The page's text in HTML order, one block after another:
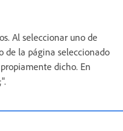
Al seleccionar uno de
de la página seleccionado
dicho. En